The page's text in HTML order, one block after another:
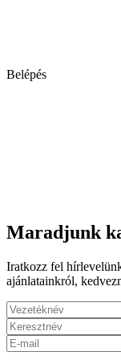
Belépés
Maradjunk
Iratkozz fel
ajánlatainkról,